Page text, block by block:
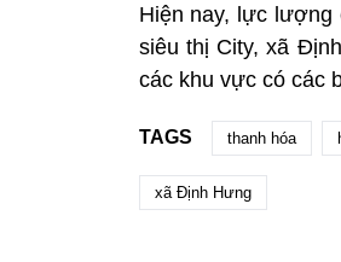
Hiện nay, lực lượng
siêu thị City, xã
các khu vực có các
TAGS thanh hóa
xã Định Hưng